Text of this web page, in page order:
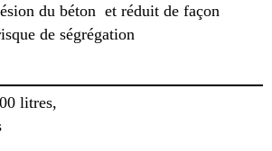
du béton et réduit de façon
de ségrégation
litres,